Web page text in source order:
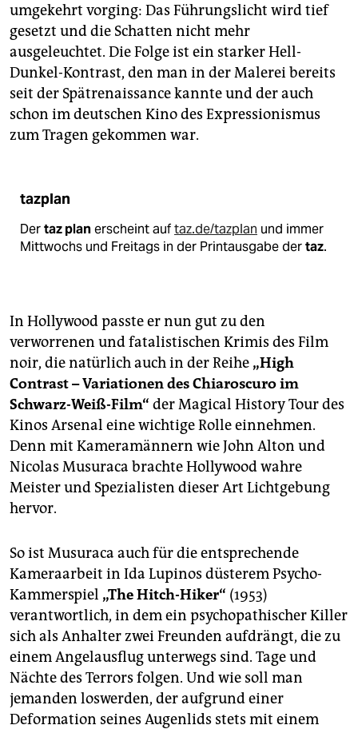
umgekehrt vorging: Das Führungslicht wird tief
gesetzt und die Schatten nicht mehr
ausgeleuchtet. Die Folge ist ein starker Hell-
Dunkel-Kontrast, den man in der Malerei bereits
seit der Spätrenaissance kannte und der auch
schon im deutschen Kino des Expressionismus
zum Tragen gekommen war.
tazplan
Dertaz planerscheint auftaz.de/tazplan und immer
Mittwochs und Freitags in der Printausgabe dertaz.
In Hollywood passte er nun gut zu den
verworrenen und fatalistischen Krimis des Film
noir, die natürlich auch in der Reihe „High
Contrast – Variationen des Chiaroscuro im
Schwarz-Weiß-Film“ der Magical History Tour des
Kinos Arsenal eine wichtige Rolle einnehmen.
Denn mit Kameramännern wie John Alton und
Nicolas Musuraca brachte Hollywood wahre
Meister und Spezialisten dieser Art Lichtgebung
hervor.
So ist Musuraca auch für die entsprechende
Kameraarbeit in Ida Lupinos düsterem Psycho-
Kammerspiel „The Hitch-Hiker“ (1953)
verantwortlich, in dem ein psychopathischer Killer
sich als Anhalter zwei Freunden aufdrängt, die zu
einem Angelausflug unterwegs sind. Tage und
Nächte des Terrors folgen. Und wie soll man
jemanden loswerden, der aufgrund einer
Deformation seines Augenlids stets mit einem